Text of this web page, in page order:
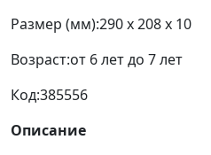
Размер (мм):290 x 208 x 10
Возраст:от 6 лет до 7 лет
Код:385556
Описание